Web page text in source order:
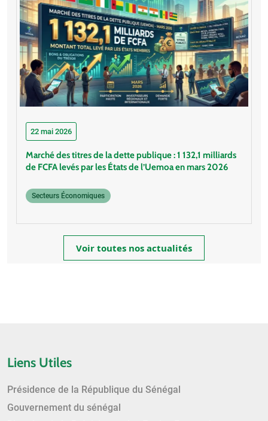
22 mai 2026
Marché des titres de la dette publique : 1 132,1 milliards
de FCFA levés par les États de l’Uemoa en mars 2026
Secteurs Économiques
Voir toutes nos actualités
Liens Utiles
Présidence de la République du Sénégal
Gouvernement du sénégal